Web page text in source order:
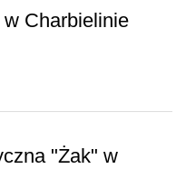
w Charbielinie
"Żak" w